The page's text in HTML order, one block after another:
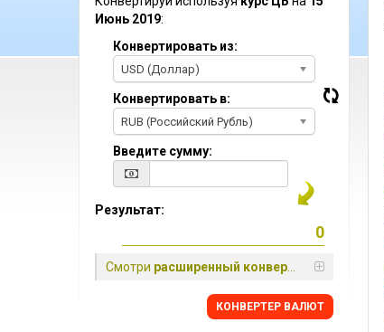
Июнь 2019:
Конвертировать из:
USD (Доллар)
Конвертировать в:
RUB (Российский Рубль)
Введите сумму:
Результат:
Смотри расширенный конвертер
КОНВЕРТЕР ВАЛЮТ